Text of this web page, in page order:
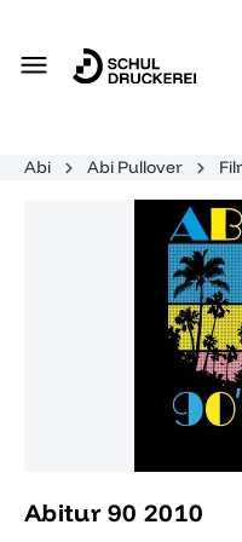
Abi Abi Pullover
Bildergalerie überspringen
Abitur 90 2010